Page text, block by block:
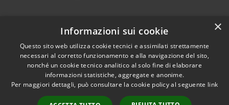
Accessibilità
Privacy
Mappa del sito
Gandino • Powered by
Municipium•Accesso
redazione
×
Informazioni sui cookie
Questo sito web utilizza cookie tecnici e assimilati strettamente
necessari al corretto funzionamento e alla navigazione del sito,
nonché un cookie tecnico analitico al solo fine di elaborare
informazioni statistiche, aggregate e anonime.
Per maggiori dettagli, può consultare la cookie policy al seguente link